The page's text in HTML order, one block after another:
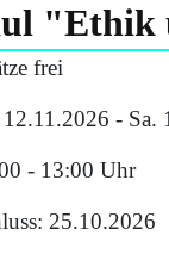
frei
12.11.2026 - Sa.
- 13:00 Uhr
25.10.2026